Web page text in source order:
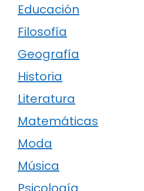
Educación
Filosofía
Geografía
Historia
Literatura
Matemáticas
Moda
Música